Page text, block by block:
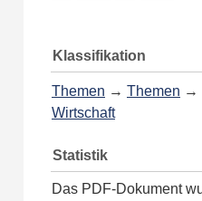
Klassifikation
Themen → Themen →
Wirtschaft
Statistik
Das PDF-Dokument